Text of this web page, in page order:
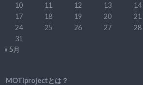
10
11 12 13 14
17
18 19 20 21
24
25 26 27 28
31
« 5月
MOTIprojectとは？